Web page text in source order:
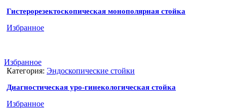
Гистерорезектоскопическая монополярная стойка
Избранное
Избранное
Категория: Эндоскопические стойки
Диагностическая уро-гинекологическая стойка
Избранное